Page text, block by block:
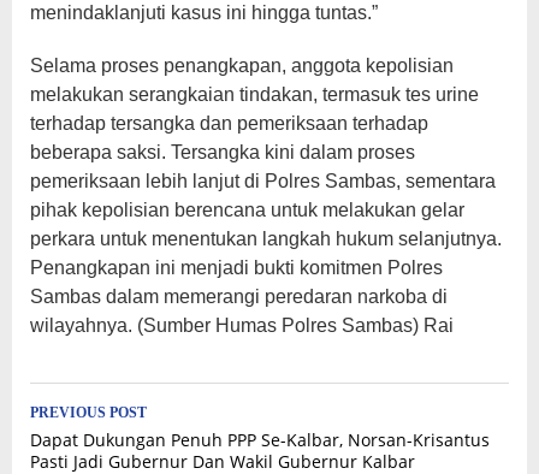
menindaklanjuti kasus ini hingga tuntas.”
Selama proses penangkapan, anggota kepolisian
melakukan serangkaian tindakan, termasuk tes urine
terhadap tersangka dan pemeriksaan terhadap
beberapa saksi. Tersangka kini dalam proses
pemeriksaan lebih lanjut di Polres Sambas, sementara
pihak kepolisian berencana untuk melakukan gelar
perkara untuk menentukan langkah hukum selanjutnya.
Penangkapan ini menjadi bukti komitmen Polres
Sambas dalam memerangi peredaran narkoba di
wilayahnya. (Sumber Humas Polres Sambas) Rai
Post
navigation
PREVIOUS POST
Dapat Dukungan Penuh PPP Se-Kalbar, Norsan-Krisantus
Pasti Jadi Gubernur Dan Wakil Gubernur Kalbar